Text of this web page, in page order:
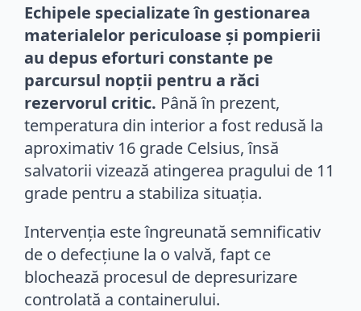
Echipele specializate în gestionarea
materialelor periculoase și pompierii
au depus eforturi constante pe
parcursul nopții pentru a răci
rezervorul critic. Până în prezent,
temperatura din interior a fost redusă la
aproximativ 16 grade Celsius, însă
salvatorii vizează atingerea pragului de 11
grade pentru a stabiliza situația.
Intervenția este îngreunată semnificativ
de o defecțiune la o valvă, fapt ce
blochează procesul de depresurizare
controlată a containerului.